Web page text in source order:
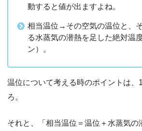
動すると値が出ますよね。
相当温位→その空気の温位と、
る水蒸気の潜熱を足した絶対温
ン）。
温位について考える時のポイントは、
ろ。
それと、「相当温位＝温位＋水蒸気の